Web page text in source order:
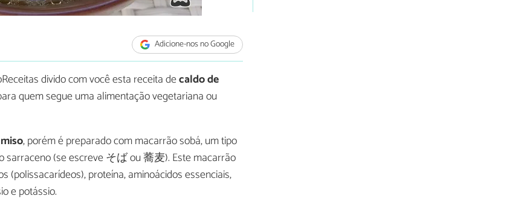
Adicione-nos no Google
divido com você esta receita decaldo de
quem segue uma alimentação vegetariana ou
, porém é preparado com macarrão sobá, um tipo
(se escreve そば ou 蕎麦). Este macarrão
(polissacarídeos), proteína, aminoácidos essenciais,
e potássio.